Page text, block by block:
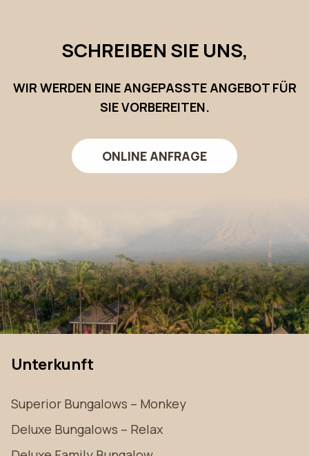
SCHREIBEN SIE UNS,
WIR WERDEN EINE ANGEPASSTE ANGEBOT FÜR
SIE VORBEREITEN.
ONLINE ANFRAGE
Unterkunft
Superior Bungalows – Monkey
Deluxe Bungalows – Relax